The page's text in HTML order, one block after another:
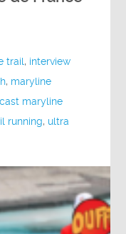
trail, interview
, maryline
maryline
running, ultra